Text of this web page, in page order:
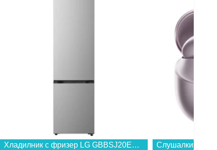
Хладилник с фризер LG GBBSJ20EPY , 375 l, E , No Frost , Инокс...